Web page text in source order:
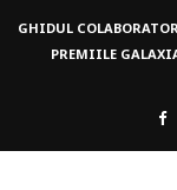
GHIDUL
PREMIILE